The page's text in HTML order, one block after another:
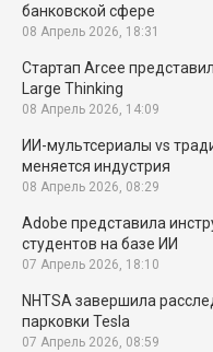
банковской сфере
08 Апрель 2026, 18:31
Стартап Arcee
Large Thinking
08 Апрель 2026, 14:09
ИИ-мультсериалы vs
меняется индустрия
08 Апрель 2026, 08:29
Adobe представила
студентов на базе ИИ
07 Апрель 2026, 18:10
NHTSA завершила
парковки Tesla
07 Апрель 2026, 08:59